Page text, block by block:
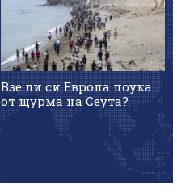
Взе ли си Европа поука
от щурма на Сеута?